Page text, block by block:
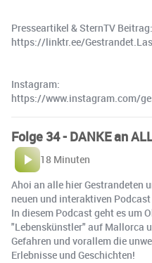
Presseartikel & SternTV Beitrag:
https://linktr.ee/
Instagram:
https://www.instagram.com/
Folge 34 - DANKE an
18 Minuten
Ahoi an alle hier Gestrandeten
neuen und interaktiven
In diesem Podcast geht es um
"Lebenskünstler" auf Mallorca
Gefahren und vorallem die
Erlebnisse und Geschichten!